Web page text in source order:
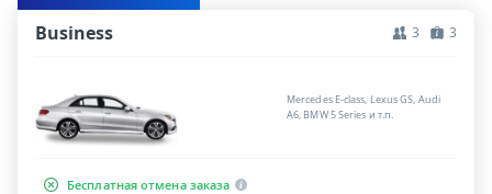
Business 3 3
Mercedes E-class, Lexus GS, Audi
A6, BMW 5 Series и т.п.
Бесплатная отмена заказа